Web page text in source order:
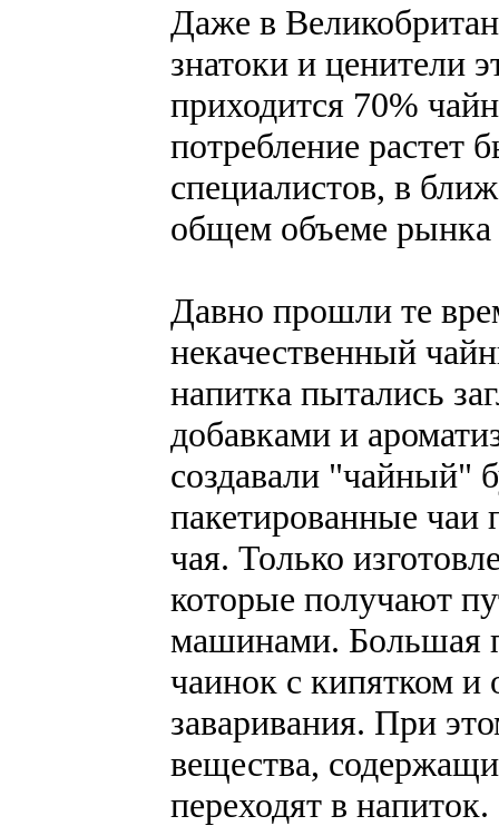
Даже в
знатоки и ценители
приходится 70%
потребление
специалистов, в
общем объеме рынка
Давно прошли те
некачественный
напитка пытались
добавками и
создавали "чайный"
пакетированные чаи
чая. Только
которые получают
машинами. Большая
чаинок с кипятком и
заваривания. При
вещества,
переходят в напиток.